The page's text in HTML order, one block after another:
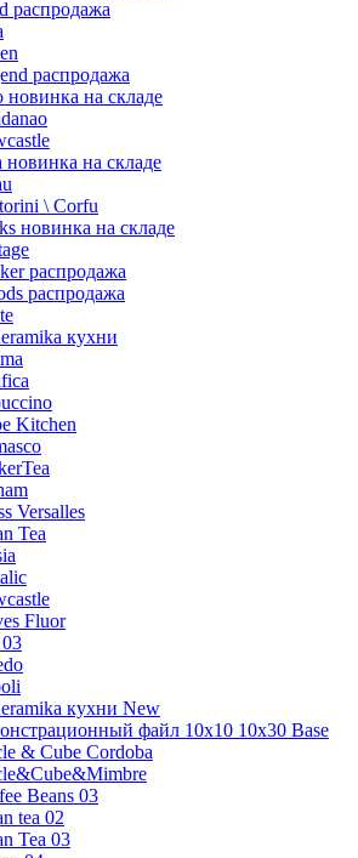
распродажа
распродажа
новинка на складе
новинка на складе
\ Corfu
новинка на складе
распродажа
распродажа
кухни
Kitchen
Versalles
Tea
Fluor
кухни New
файл 10x10 10x30 Base
& Cube Cordoba
Beans 03
tea 02
Tea 03